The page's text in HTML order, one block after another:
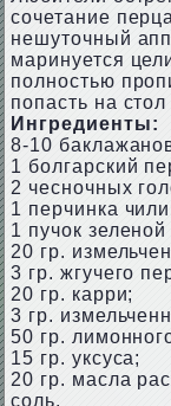
сочетание
нешуточный
маринуется
полностью
попасть на
Ингредиенты:
8-10
1 болгарский
2 чесночных
1 перчинка
1 пучок
20 гр.
3 гр. жгучего
20 гр. карри;
3 гр.
50 гр.
15 гр. уксуса;
20 гр. масла
соль.